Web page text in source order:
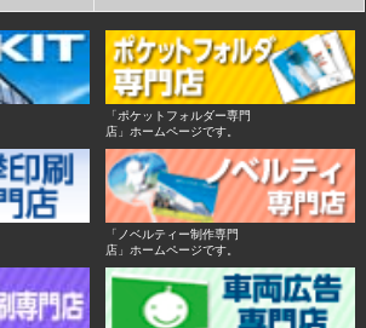
「ポケットフォルダー専門
店」ホームページです。
「ノベルティー制作専門
店」ホームページです。